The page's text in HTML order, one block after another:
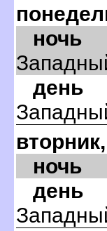
ночь
день
ночь
день